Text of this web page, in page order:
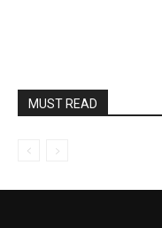
MUST READ